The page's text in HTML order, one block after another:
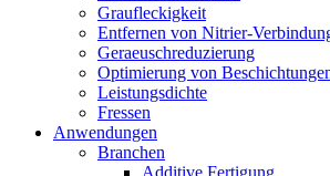
Graufleckigkeit
Entfernen von Nitrier-
Geraeuschreduzierung
Optimierung von
Leistungsdichte
Fressen
Anwendungen
Branchen
Additive Fertigung